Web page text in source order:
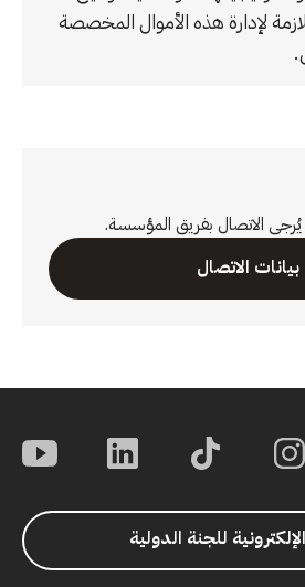
لإدارة هذه الأموال المخصصة
الاتصال بفريق المؤسسة.
بيانات الاتصال
للجنة الدولية